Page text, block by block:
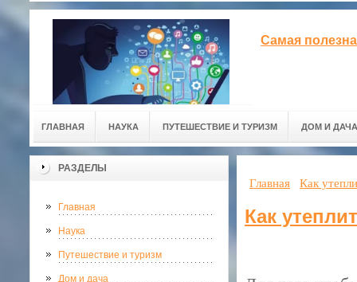
Самая
ГЛАВНАЯ НАУКА ПУТЕШЕСТВИЕ И ТУРИЗМ ДОМ И ДАЧА
РАЗДЕЛЫ
Главная
Наука
Путешествие и туризм
Дом и дача
Главная Как
Как